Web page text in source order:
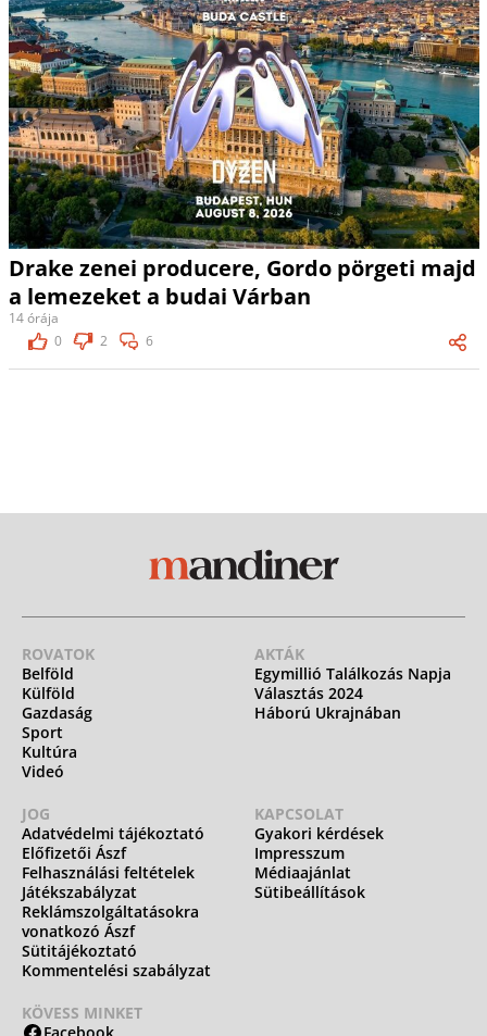
Drake zenei producere, Gordo pörgeti majd
a lemezeket a budai Várban
14 órája
0
2 6
ROVATOK
Belföld
Külföld
Gazdaság
Sport
Kultúra
Videó
AKTÁK
Egymillió Találkozás Napja
Választás 2024
Háború Ukrajnában
JOG
Adatvédelmi tájékoztató
Előfizetői Ászf
Felhasználási feltételek
Játékszabályzat
Reklámszolgáltatásokra
vonatkozó Ászf
Sütitájékoztató
Kommentelési szabályzat
KAPCSOLAT
Gyakori kérdések
Impresszum
Médiaajánlat
Sütibeállítások
KÖVESS MINKET